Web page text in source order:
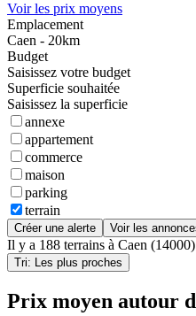
Voir les prix moyens
Emplacement
Caen - 20km
Budget
Saisissez votre budget
Superficie souhaitée
Saisissez la superficie
annexe
appartement
commerce
maison
parking
terrain
Créer une alerte Voir les
Il y a 188 terrains à Caen (14000)
Tri: Les plus proches
Prix moyen autour